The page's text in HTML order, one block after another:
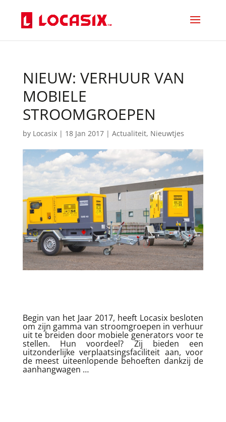
NIEUW: VERHUUR VAN
MOBIELE
STROOMGROEPEN
by Locasix| 18 Jan 2017| Actualiteit, Nieuwtjes
Begin van het Jaar 2017, heeft Locasix besloten
om zijn gamma van stroomgroepen in verhuur
uit te breiden door mobiele generators voor te
stellen. Hun voordeel? Zij bieden een
uitzonderlijke verplaatsingsfaciliteit aan, voor
de meest uiteenlopende behoeften dankzij de
aanhangwagen …